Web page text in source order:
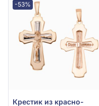
-53%
Крестик из красно-